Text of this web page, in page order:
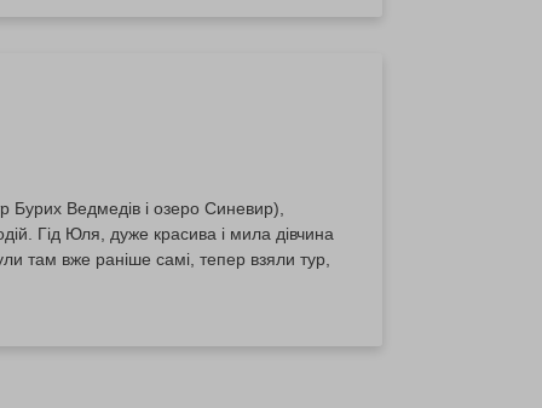
Бурих Ведмедів і озеро Синевир),
Гід Юля, дуже красива і мила дівчина
там вже раніше самі, тепер взяли тур,